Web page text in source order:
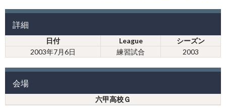
詳細
日付 League
シーズン
2003年7月6日
練習試合 2003
会場
六甲高校Ｇ